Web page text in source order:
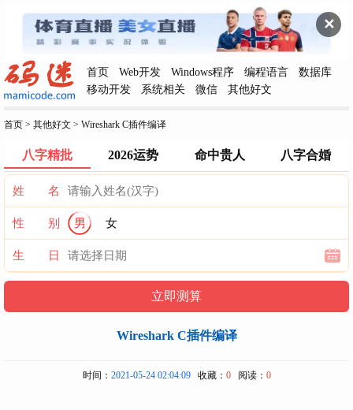
✕
首页 Web开发 Windows程序 编程语言
数据库
移动开发
系统相关 微信 其他好文
首页 > 其他好文 > Wireshark C插件编译
八字精批 2026运势 命中贵人 八字合婚
姓 名
性 别 男 女
生 日
Wireshark C插件编译
时间： 2021-05-24 02:04:09收藏： 0阅读： 0